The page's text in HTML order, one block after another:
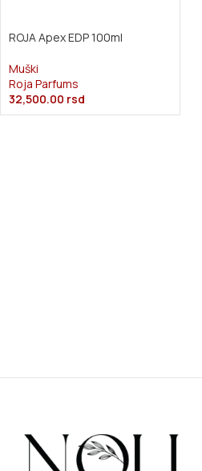
ROJA Apex EDP 100ml
Muški
Roja Parfums
32,500.00 rsd